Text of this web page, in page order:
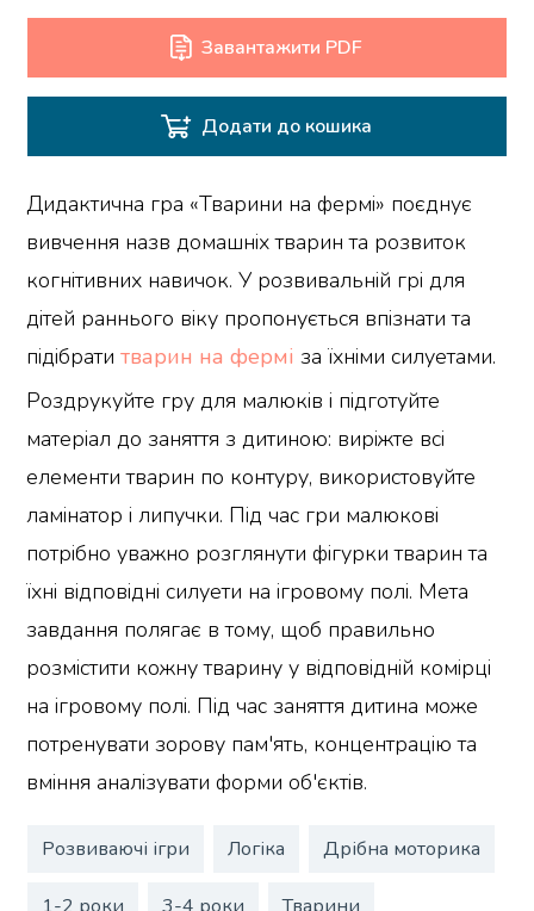
Завантажити PDF
Додати до кошика
Дидактична гра «Тварини на фермі» поєднує
вивчення назв домашніх тварин та розвиток
когнітивних навичок. У розвивальній грі для
дітей раннього віку пропонується впізнати та
підібратитварин на фермі за їхніми силуетами.
Роздрукуйте гру для малюків і підготуйте
матеріал до заняття з дитиною: виріжте всі
елементи тварин по контуру, використовуйте
ламінатор і липучки. Під час гри малюкові
потрібно уважно розглянути фігурки тварин та
їхні відповідні силуети на ігровому полі. Мета
завдання полягає в тому, щоб правильно
розмістити кожну тварину у відповідній комірці
на ігровому полі. Під час заняття дитина може
потренувати зорову пам'ять, концентрацію та
вміння аналізувати форми об'єктів.
Розвиваючі ігри Логіка Дрібна моторика